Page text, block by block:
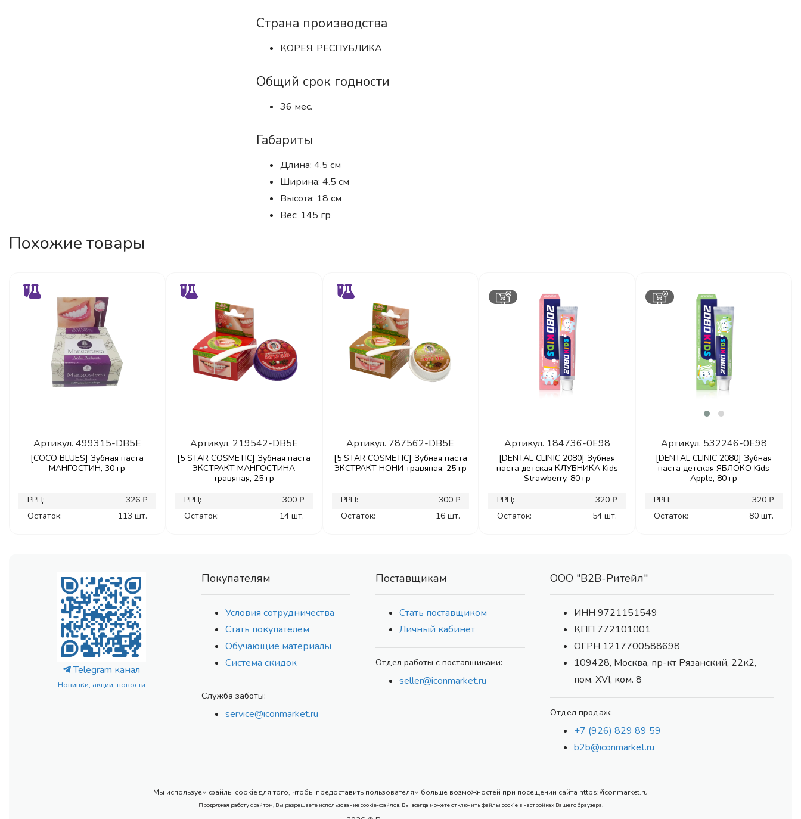
Страна производства
КОРЕЯ, РЕСПУБЛИКА
Общий срок годности
36 мес.
Габариты
Длина: 4.5 см
Ширина: 4.5 см
Высота: 18 см
Вес: 145 гр
Похожие товары
Артикул. 499315-DB5E
[COCO BLUES] Зубная паста
МАНГОСТИН, 30 гр
РРЦ:
326 ₽
Остаток:
113 шт.
Артикул. 219542-DB5E
[5 STAR COSMETIC] Зубная паста
ЭКСТРАКТ МАНГОСТИНА
травяная, 25 гр
РРЦ:
300 ₽
Остаток:
14 шт.
Артикул. 787562-DB5E
[5 STAR COSMETIC] Зубная паста
ЭКСТРАКТ НОНИ травяная, 25 гр
РРЦ:
300 ₽
Остаток:
16 шт.
Артикул. 184736-0E98
[DENTAL CLINIC 2080] Зубная
паста детская КЛУБНИКА Kids
Strawberry, 80 гр
РРЦ:
320 ₽
Остаток:
54 шт.
Артикул. 532246-0E98
[DENTAL CLINIC 2080] Зубная
паста детская ЯБЛОКО Kids
Apple, 80 гр
РРЦ:
320 ₽
Остаток:
80 шт.
Telegram канал
Новинки, акции, новости
Покупателям
Условия сотрудничества
Стать покупателем
Обучающие материалы
Система скидок
Служба заботы:
service@iconmarket.ru
Поставщикам
Стать поставщиком
Личный кабинет
Отдел работы с поставщиками:
seller@iconmarket.ru
ООО "В2В-Ритейл"
ИНН 9721151549
КПП 772101001
ОГРН 1217700588698
109428, Москва, пр-кт Рязанский, 22к2,
пом. XVI, ком. 8
Отдел продаж:
+7 (926) 829 89 59
b2b@iconmarket.ru
Мы используем файлы cookie для того, чтобы предоставить пользователям больше возможностей при посещении сайта https://iconmarket.ru
Продолжая работу с сайтом, Вы разрешаете использование cookie-файлов. Вы всегда можете отключить файлы cookie в настройках Вашего браузера.